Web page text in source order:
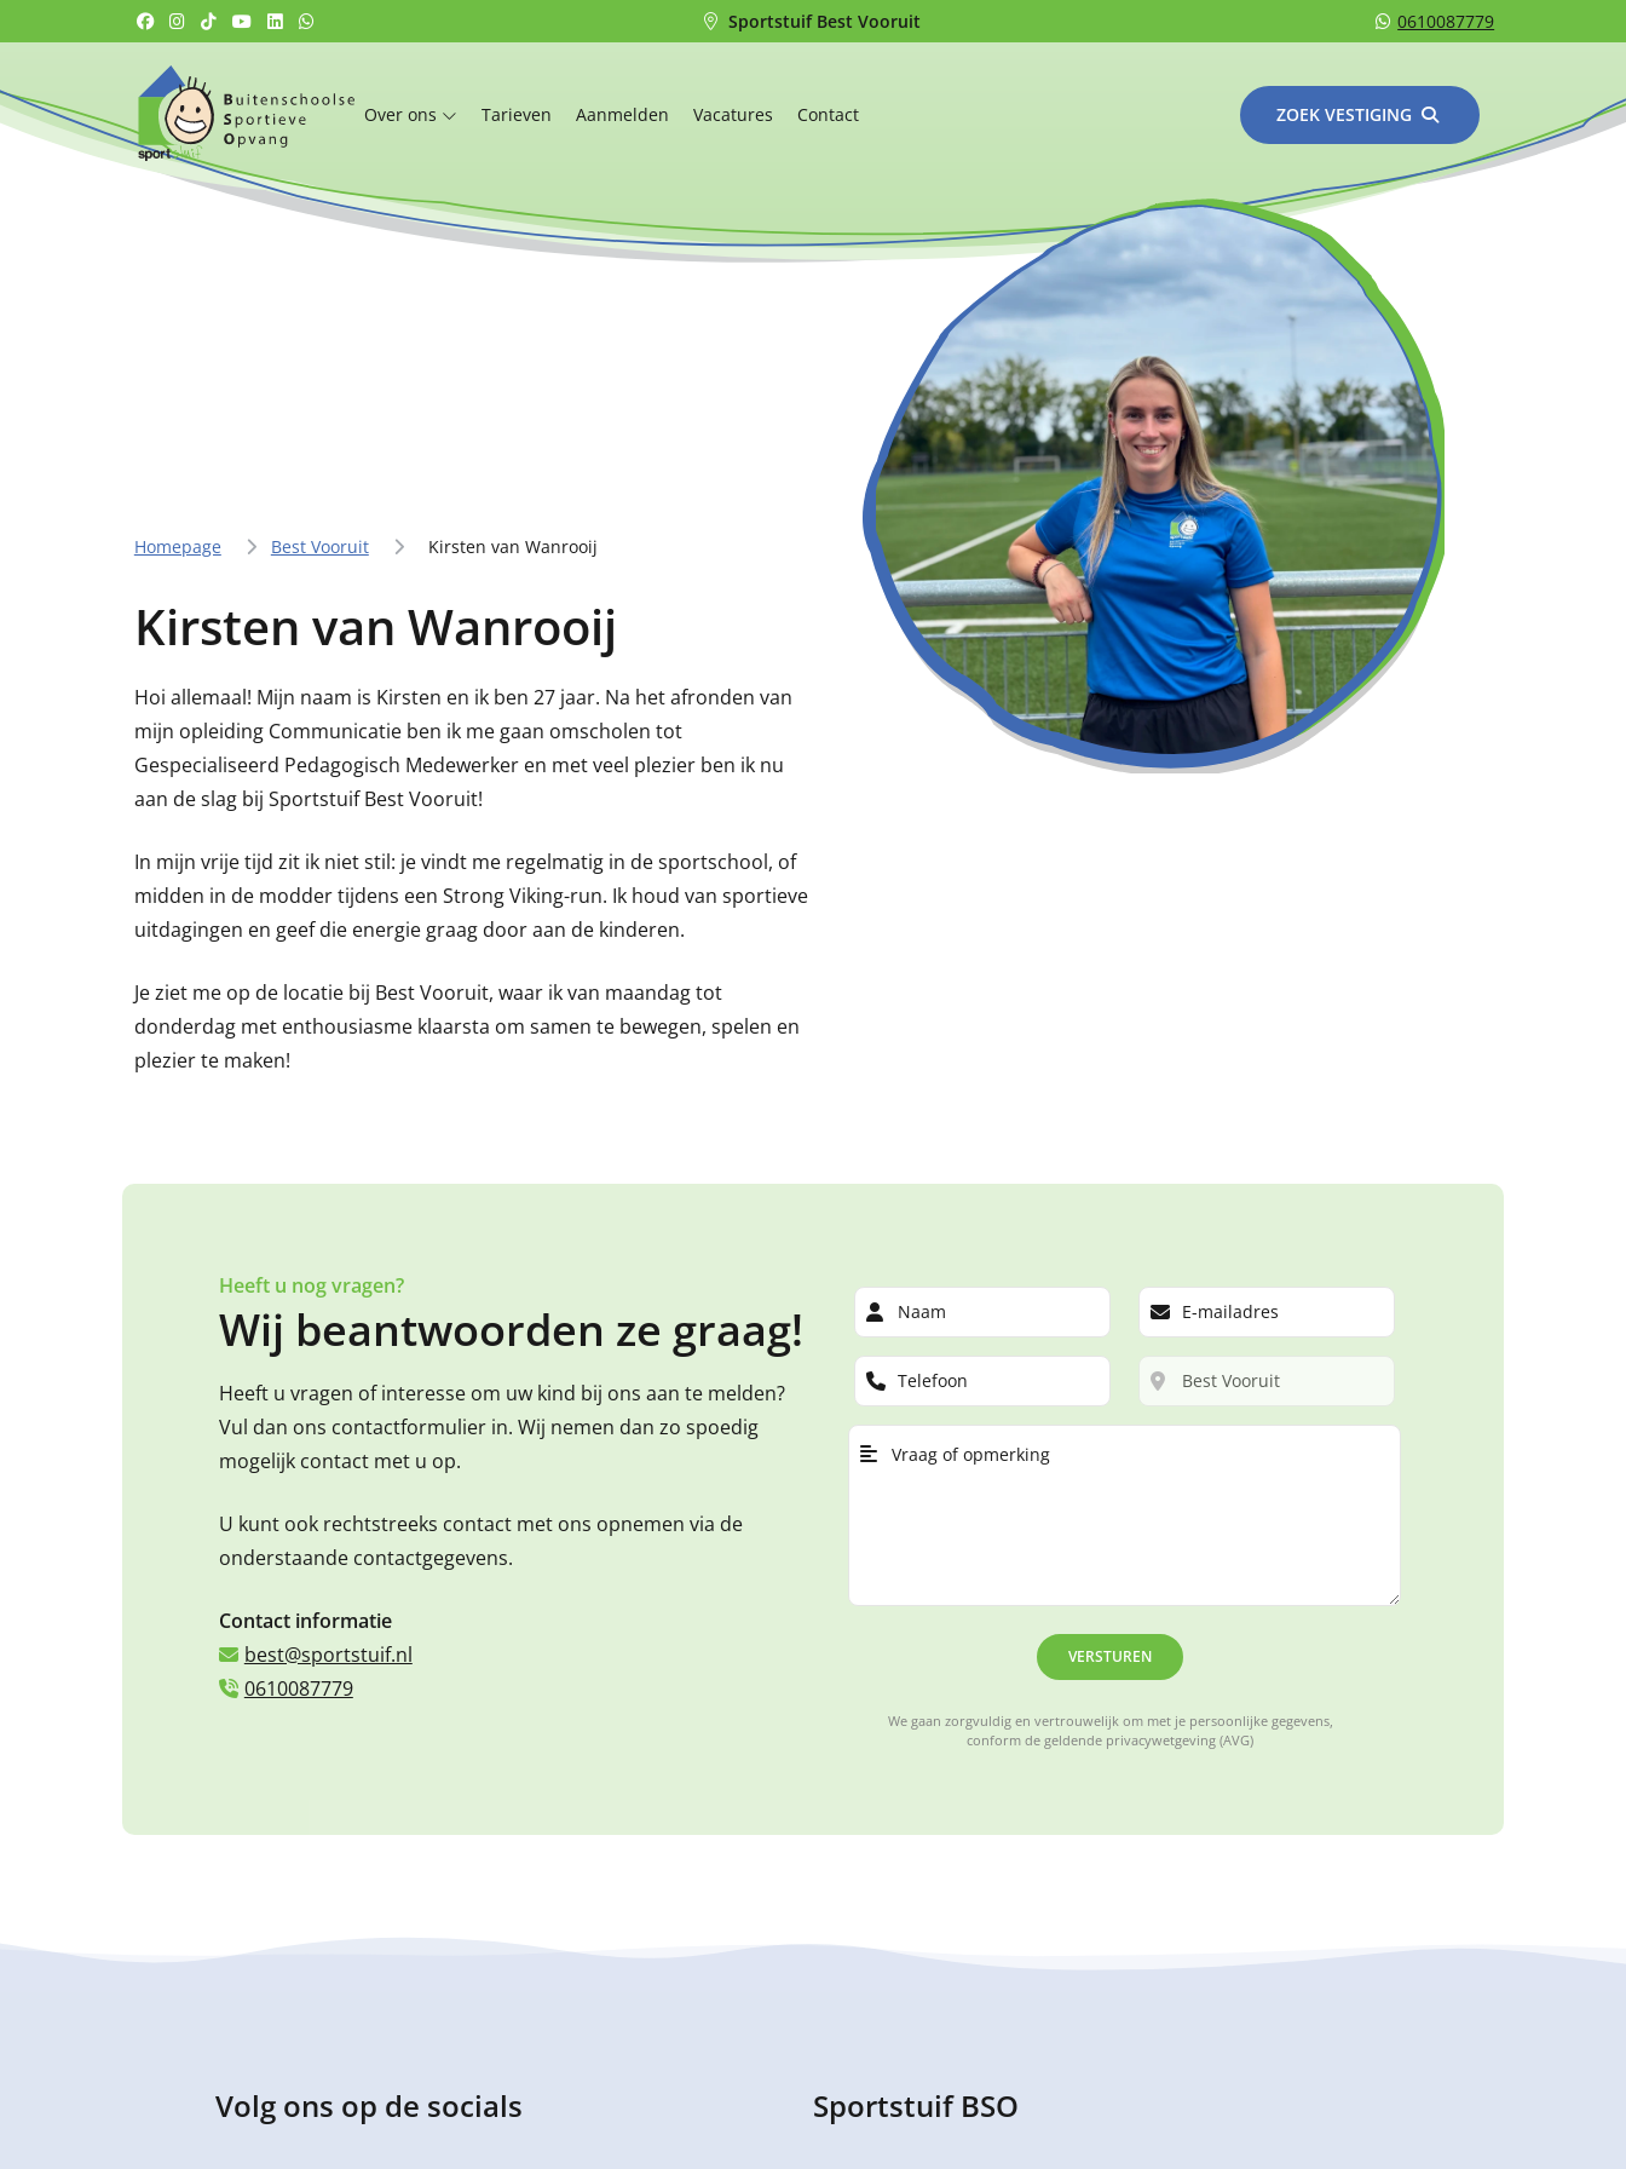
Sportstuif Best Vooruit 0610087779
Over ons Tarieven Aanmelden Vacatures Contact ZOEK VESTIGING
Homepage Best Vooruit Kirsten van Wanrooij
Kirsten van Wanrooij
Hoi allemaal! Mijn naam is Kirsten en ik ben 27 jaar. Na het afronden van
mijn opleiding Communicatie ben ik me gaan omscholen tot
Gespecialiseerd Pedagogisch Medewerker en met veel plezier ben ik nu
aan de slag bij Sportstuif Best Vooruit!
In mijn vrije tijd zit ik niet stil: je vindt me regelmatig in de sportschool, of
midden in de modder tijdens een Strong Viking-run. Ik houd van sportieve
uitdagingen en geef die energie graag door aan de kinderen.
Je ziet me op de locatie bij Best Vooruit, waar ik van maandag tot
donderdag met enthousiasme klaarsta om samen te bewegen, spelen en
plezier te maken!
Heeft u nog vragen?
Wij beantwoorden ze graag!
Heeft u vragen of interesse om uw kind bij ons aan te melden?
Vul dan ons contactformulier in. Wij nemen dan zo spoedig
mogelijk contact met u op.
U kunt ook rechtstreeks contact met ons opnemen via de
onderstaande contactgegevens.
Contact informatie
best@sportstuif.nl
0610087779
VERSTUREN
We gaan zorgvuldig en vertrouwelijk om met je persoonlijke gegevens,
conform de geldende privacywetgeving (AVG)
Volg ons op de socials Sportstuif BSO